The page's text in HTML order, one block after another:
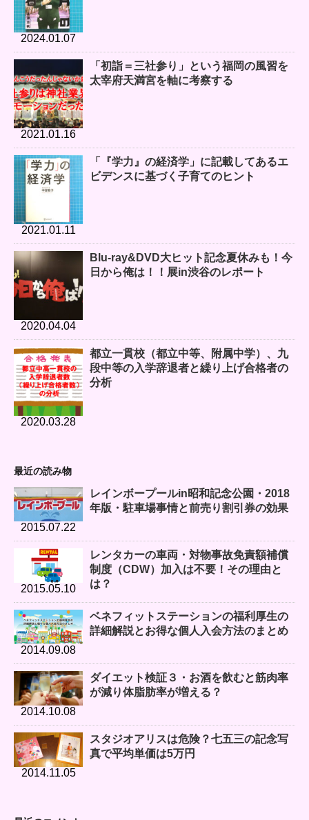
2024.01.07
2021.01.16
「初詣＝三社参り」という福岡の風習を
太宰府天満宮を軸に考察する
2021.01.11
「『学力』の経済学」に記載してあるエ
ビデンスに基づく子育てのヒント
2020.04.04
Blu-ray&DVD大ヒット記念夏休みも！今
日から俺は！！展in渋谷のレポート
2020.03.28
都立一貫校（都立中等、附属中学）、九
段中等の入学辞退者と繰り上げ合格者の
分析
最近の読み物
2015.07.22
レインボープールin昭和記念公園・2018
年版・駐車場事情と前売り割引券の効果
2015.05.10
レンタカーの車両・対物事故免責額補償
制度（CDW）加入は不要！その理由と
は？
2014.09.08
ベネフィットステーションの福利厚生の
詳細解説とお得な個人入会方法のまとめ
2014.10.08
ダイエット検証３・お酒を飲むと筋肉率
が減り体脂肪率が増える？
2014.11.05
スタジオアリスは危険？七五三の記念写
真で平均単価は5万円